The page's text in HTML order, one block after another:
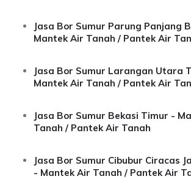
Jasa Bor Sumur Parung Panjang
Mantek Air Tanah / Pantek Air
Jasa Bor Sumur Larangan Utara
Mantek Air Tanah / Pantek Air
Jasa Bor Sumur Bekasi Timur -
Tanah / Pantek Air Tanah
Jasa Bor Sumur Cibubur Ciracas
- Mantek Air Tanah / Pantek Air